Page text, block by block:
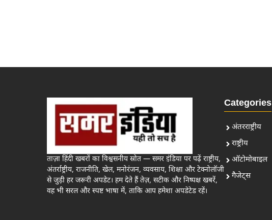
ताज़ा हिंदी खबरों का विश्वसनीय स्रोत — समर इंडिया पर पढ़ें राष्ट्रीय,
अंतर्राष्ट्रीय, राजनीति, खेल, मनोरंजन, व्यवसाय, शिक्षा और टेक्नोलॉजी
से जुड़ी हर जरूरी अपडेट। हम देते हैं तेज़, सटीक और निष्पक्ष खबरें,
वह भी सरल और स्पष्ट भाषा में, ताकि आप हमेशा अपडेटेड रहें।
Categories
अंतरराष्ट्रीय
राष्ट्रीय
ऑटोमोबाइल
गैजेट्स